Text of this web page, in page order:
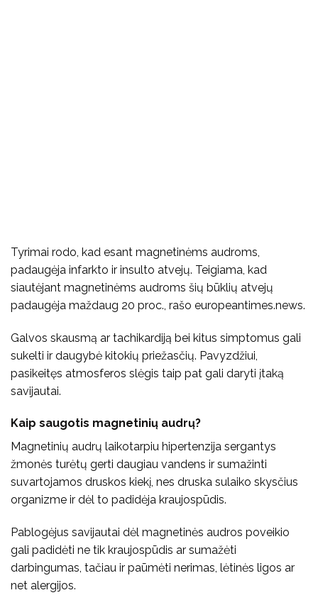
Tyrimai rodo, kad esant magnetinėms audroms,
padaugėja infarkto ir insulto atvejų. Teigiama, kad
siautėjant magnetinėms audroms šių būklių atvejų
padaugėja maždaug 20 proc., rašo europeantimes.news.
Galvos skausmą ar tachikardiją bei kitus simptomus gali
sukelti ir daugybė kitokių priežasčių. Pavyzdžiui,
pasikeitęs atmosferos slėgis taip pat gali daryti įtaką
savijautai.
Kaip saugotis magnetinių audrų?
Magnetinių audrų laikotarpiu hipertenzija sergantys
žmonės turėtų gerti daugiau vandens ir sumažinti
suvartojamos druskos kiekį, nes druska sulaiko skysčius
organizme ir dėl to padidėja kraujospūdis.
Pablogėjus savijautai dėl magnetinės audros poveikio
gali padidėti ne tik kraujospūdis ar sumažėti
darbingumas, tačiau ir paūmėti nerimas, lėtinės ligos ar
net alergijos.